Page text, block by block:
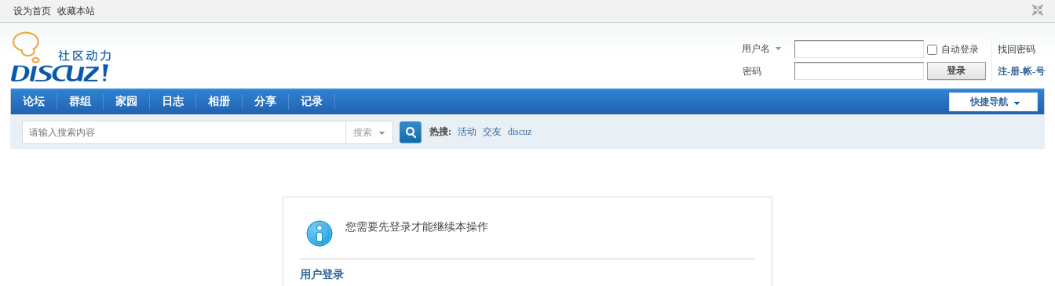
设为首页 收藏本站
用户名 自动登录
找回密码
密码
登录 注-册-帐-号
快捷导航
论坛 群组 家园 日志 相册 分享 记录
搜索
索
热搜: 活动 交友 discuz
您需要先登录才能继续本操作
用户登录